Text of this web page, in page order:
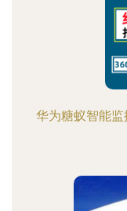
华为糖蚁智能